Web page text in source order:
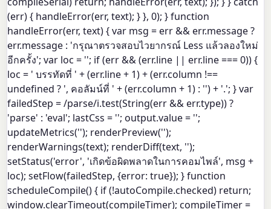
(err) { handleError(err, text); } }, 0); } function
handleError(err, text) { var msg = err && err.message ?
err.message : 'กรุณาตรวจสอบไวยากรณ์ Less แล้วลองใหม่
อีกครั้ง'; var loc = ''; if (err && (err.line || err.line === 0)) {
loc = ' บรรทัดที่ ' + (err.line + 1) + (err.column !==
undefined ? ', คอลัมน์ที่ ' + (err.column + 1) : '') + '.'; } var
failedStep = /parse/i.test(String(err && err.type)) ?
'parse' : 'eval'; lastCss = ''; output.value = '';
updateMetrics(''); renderPreview('');
renderWarnings(text); renderDiff(text, '');
setStatus('error', 'เกิดข้อผิดพลาดในการคอมไพล์', msg +
loc); setFlow(failedStep, {error: true}); } function
scheduleCompile() { if (!autoCompile.checked) return;
window.clearTimeout(compileTimer); compileTimer =